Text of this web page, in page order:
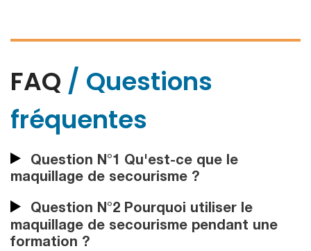
FAQ / Questions
fréquentes
Question N°1 Qu'est-ce que le
maquillage de secourisme ?
Question N°2 Pourquoi utiliser le
maquillage de secourisme pendant une
formation ?